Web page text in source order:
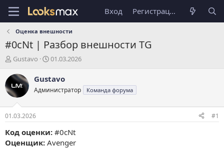
Вход Регистрация
Оценка внешности
#0cNt | Разбор внешности TG
А
т
о
р
т
е
м
ы
Gustavo
Д
т
н
а
л
01.03.2026
Gustavo
Администратор Команда форума
01.03.2026 #1
Код оценки: #0cNt
Оценщик: Avenger